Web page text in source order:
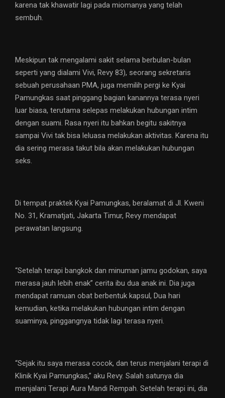
karena tak khawatir lagi pada miomanya yang telah
sembuh.
Meskipun tak mengalami sakit selama berbulan-bulan
seperti yang dialami Vivi, Revy 83), seorang sekretaris
sebuah perusahaan PMA, juga memilih pergi ke Kyai
Pamungkas saat pinggang bagian kanannya terasa nyeri
luar biasa, terutama selepas melakukan hubungan intim
dengan suami. Rasa nyeri itu bahkan begitu sakitnya
sampai Vivi tak bisa leluasa melakukan aktivitas. Karena itu
dia sering merasa takut bila akan melakukan hubungan
seks.
Di tempat praktek Kyai Pamungkas, beralamat di Jl. Kweni
No. 31, Kramatjati, Jakarta Timur, Revy mendapat
perawatan langsung.
“Setelah terapi bangkok dan minuman jamu godokan, saya
merasa jauh lebih enak” cerita ibu dua anak ini. Dia juga
mendapat ramuan obat berbentuk kapsul, Dua hari
kemudian, ketika melakukan hubungan intim dengan
suaminya, pinggangnya tidak lagi terasa nyeri.
“Sejak itu saya merasa cocok, dan terus menjalani terapi di
Klinik Kyai Pamungkas,” aku Revy. Salah satunya dia
menjalani Terapi Aura Mandi Rempah. Setelah terapi ini, dia